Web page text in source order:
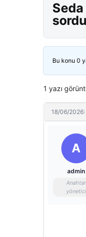
Bu konu 0
1 yazı
18/06/
A
admin
Anahtar
yönetici